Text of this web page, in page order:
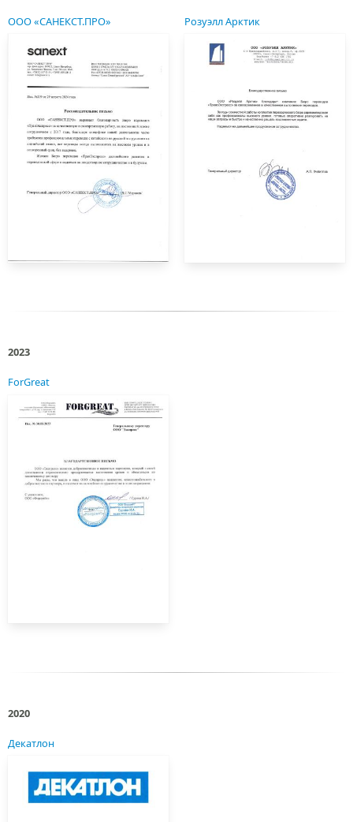
ООО «САНЕКСТ.ПРО» Розуэлл Арктик
2023
ForGreat
2020
Декатлон